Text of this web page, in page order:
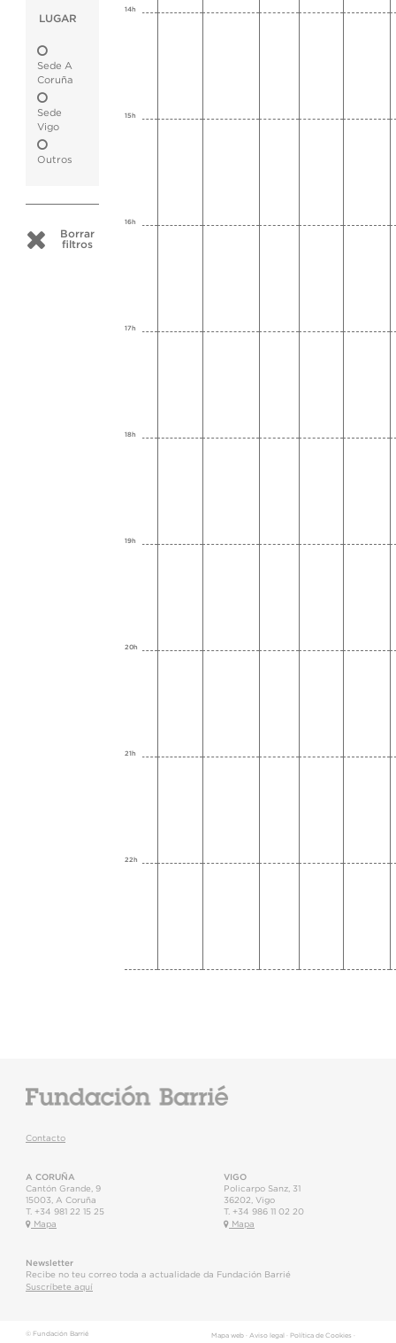
LUGAR
Sede A
Coruña
Sede
Vigo
Outros
Borrar
filtros
14h
15h
16h
17h
18h
19h
20h
21h
22h
Contacto
A CORUÑA
Cantón Grande, 9
15003
A Coruña
T. +34 981 22 15 25
Mapa
VIGO
Policarpo Sanz, 31
36202 Vigo
T. +34 986 11 02 20
Mapa
Newsletter
Recibe no teu correo toda a actualidade da Fundación Barrié
Suscríbete aquí
© Fundación Barrié Mapa web· Aviso legal · Política de Cookies ·